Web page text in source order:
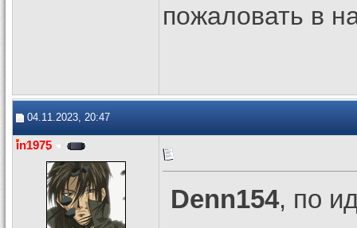
пожаловать в
04.11.2023, 20:47
in1975
Denn154, по